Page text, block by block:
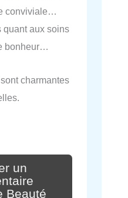
conviviale…
quant aux soins
bonheur…
charmantes
un
Beauté